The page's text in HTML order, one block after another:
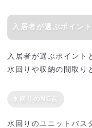
入居者が選ぶポイント
入居者が選ぶポイント
水回りや収納の間取り
水回りのNG点
水回りのユニットバス